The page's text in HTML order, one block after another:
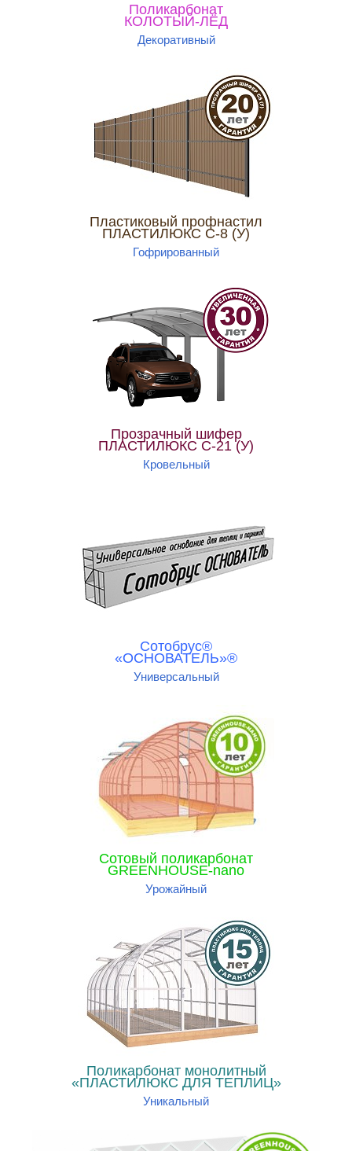
Поликарбонат
КОЛОТЫЙ-ЛЁД
Декоративный
Пластиковый профнастил
ПЛАСТИЛЮКС С-8 (У)
Гофрированный
Прозрачный шифер
ПЛАСТИЛЮКС C-21 (У)
Кровельный
Сотобрус®
«ОСНОВАТЕЛЬ»®
Универсальный
Сотовый поликарбонат
GREENHOUSE-nano
Урожайный
Поликарбонат монолитный
«ПЛАСТИЛЮКС ДЛЯ ТЕПЛИЦ»
Уникальный